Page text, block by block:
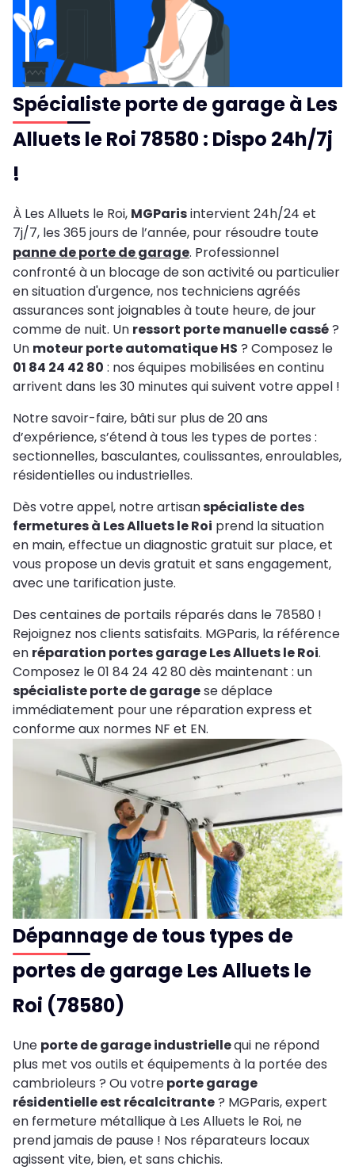
Spécialiste porte de garage à Les
Alluets le Roi 78580 : Dispo 24h/7j
!
À Les Alluets le Roi, MGParisintervient 24h/24 et
7j/7, les 365 jours de l’année, pour résoudre toute
panne de porte de garage. Professionnel
confronté à un blocage de son activité ou particulier
en situation d'urgence, nos techniciens agréés
assurances sont joignables à toute heure, de jour
comme de nuit. Un ressort porte manuelle cassé?
Un moteur porte automatique HS ? Composez le
01 84 24 42 80 : nos équipes mobilisées en continu
arrivent dans les 30 minutes qui suivent votre appel !
Notre savoir-faire, bâti sur plus de 20 ans
d’expérience, s’étend à tous les types de portes :
sectionnelles, basculantes, coulissantes, enroulables,
résidentielles ou industrielles.
Dès votre appel, notre artisanspécialiste des
fermetures à Les Alluets le Roi prend la situation
en main, effectue un diagnostic gratuit sur place, et
vous propose un devis gratuit et sans engagement,
avec une tarification juste.
Des centaines de portails réparés dans le 78580 !
Rejoignez nos clients satisfaits. MGParis, la référence
en réparation portes garage Les Alluets le Roi.
Composez le 01 84 24 42 80 dès maintenant : un
spécialiste porte de garagese déplace
immédiatement pour une réparation express et
conforme aux normes NF et EN.
Dépannage de tous types de
portes de garage Les Alluets le
Roi (78580)
Une porte de garage industriellequi ne répond
plus met vos outils et équipements à la portée des
cambrioleurs ? Ou votreporte garage
résidentielle est récalcitrante? MGParis, expert
en fermeture métallique à Les Alluets le Roi, ne
prend jamais de pause ! Nos réparateurs locaux
agissent vite, bien, et sans chichis.